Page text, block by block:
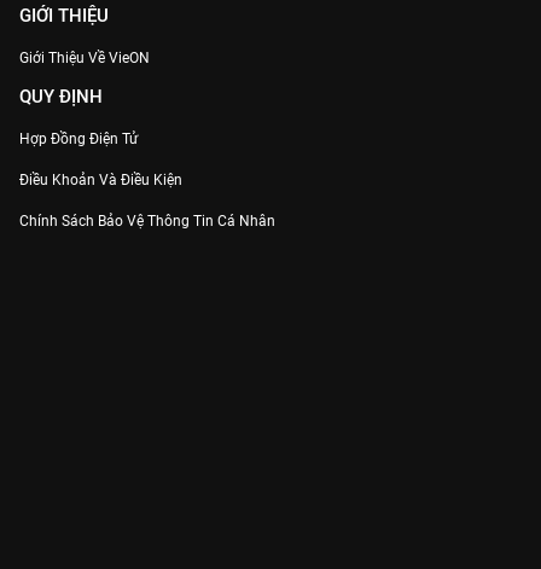
GIỚI THIỆU
Giới Thiệu Về VieON
QUY ĐỊNH
Hợp Đồng Điện Tử
Điều Khoản Và Điều Kiện
Chính Sách Bảo Vệ Thông Tin Cá Nhân